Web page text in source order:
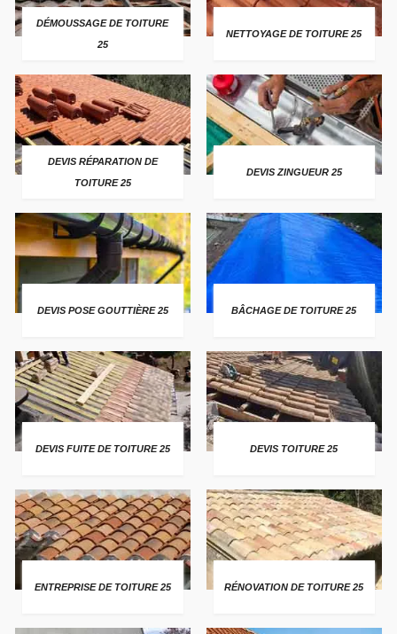
DÉMOUSSAGE DE TOITURE
25
NETTOYAGE DE TOITURE 25
DEVIS RÉPARATION DE
TOITURE 25
DEVIS ZINGUEUR 25
DEVIS POSE GOUTTIÈRE 25 BÂCHAGE DE TOITURE 25
DEVIS FUITE DE TOITURE 25 DEVIS TOITURE 25
ENTREPRISE DE TOITURE 25 RÉNOVATION DE TOITURE 25